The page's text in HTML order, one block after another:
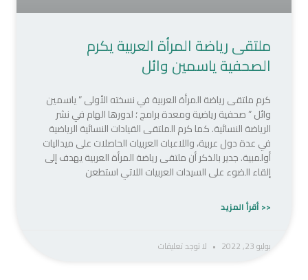
ملتقى رياضة المرأة العربية يكرم
الصحفية ياسمين وائل
كرم ملتقى رياضة المرأة العربية في نسخته الأولى‏ ” ياسمين
وائل ” صحفية رياضية ومعدة برامج ؛ لدورها الهام في نشر
الرياضة النسائية. كما كرم الملتقى القيادات النسائية الرياضية
في عدة دول عربية، واللاعبات العربيات الحاصلات على ميداليات
أولمبية. جدير بالذكر أن ملتقى رياضة المرأة العربية يهدف إلى
إلقاء الضوء على السيدات العربيات اللاتي استطعن
<< أقرأ المزيد
يوليو 23, 2022 لا توجد تعليقات